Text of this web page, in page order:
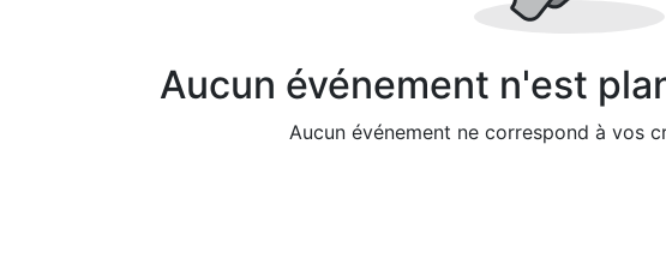
Aucun événement n'est
Aucun événement ne correspond à vos